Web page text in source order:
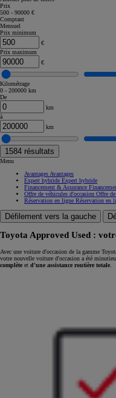
Prix
500 - 90000 €
Comptant
Mensuel
Prix minimum
€
Prix maximum
€
Kilométrage
0 - 200000 km
De
km
à
km
1584 résultats
Menu
Avantages Avantages
Expert hybride Expert hybride
Financement & Assurance
Offre de véhicules d'occasion Offre
Réservation en ligne Réservation en
Défilement vers la gauche
Toyota Approved Used :
Avec une voiture d'occasion de la gamme
votre nouvelle voiture d'occasion a été
complète et d'une assistance routière totale